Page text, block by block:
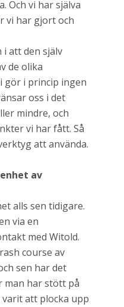
Och vi har själva
vi har gjort och
i att den själv
de olika
gör i princip ingen
oss i det
mindre, och
vi har fått. Så
att använda.
av
alls sen tidigare.
via en
med Witold.
course av
sen har det
man har stött på
att plocka upp